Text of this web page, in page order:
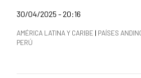
Fecha de publicación de la noticia
30/04/2025 - 20:16
Categorías de la noticia
AMÉRICA LATINA Y CARIBE | PAÍSES
PERÚ